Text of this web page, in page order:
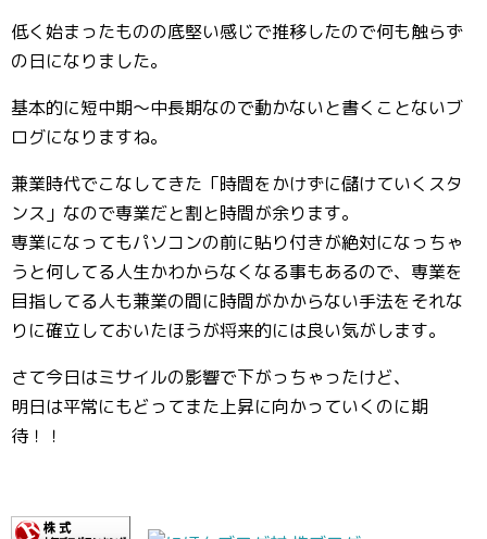
低く始まったものの底堅い感じで推移したので何も触らず
の日になりました。
基本的に短中期〜中長期なので動かないと書くことないブ
ログになりますね。
兼業時代でこなしてきた「時間をかけずに儲けていくスタ
ンス」なので専業だと割と時間が余ります。
専業になってもパソコンの前に貼り付きが絶対になっちゃ
うと何してる人生かわからなくなる事もあるので、専業を
目指してる人も兼業の間に時間がかからない手法をそれな
りに確立しておいたほうが将来的には良い気がします。
さて今日はミサイルの影響で下がっちゃったけど、
明日は平常にもどってまた上昇に向かっていくのに期
待！！